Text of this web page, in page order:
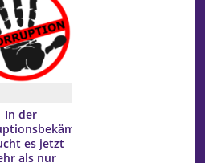
In der
es jetzt
als nur